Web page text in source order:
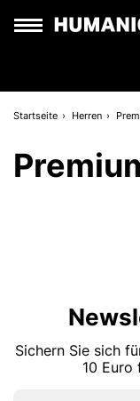
Startseite Herren
Sichern Sie sich
10 Euro